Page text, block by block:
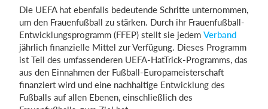
Die UEFA hat ebenfalls bedeutende Schritte unternommen,
um den Frauenfußball zu stärken. Durch ihr Frauenfußball-
Entwicklungsprogramm (FFEP) stellt sie jedem Verband
jährlich finanzielle Mittel zur Verfügung. Dieses Programm
ist Teil des umfassenderen UEFA-HatTrick-Programms, das
aus den Einnahmen der Fußball-Europameisterschaft
finanziert wird und eine nachhaltige Entwicklung des
Fußballs auf allen Ebenen, einschließlich des